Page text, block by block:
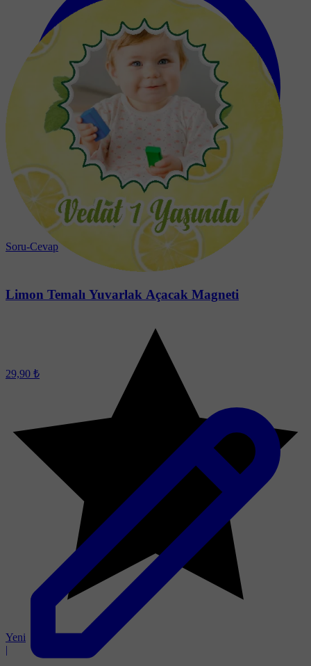
Soru-Cevap
Limon Temalı Yuvarlak Açacak Magneti
Yeni
|
29,90 ₺